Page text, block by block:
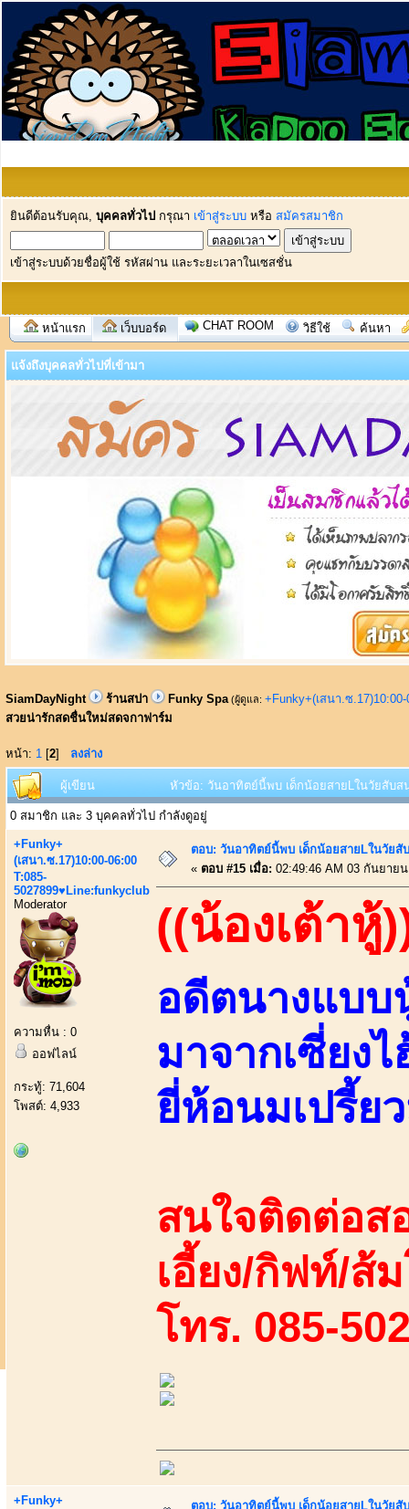
ยินดีต้อนรับคุณ, บุคคลทั่วไป กรุณา เข้าสู่ระบบ หรือ สมัครสมาชิก
เข้าสู่ระบบด้วยชื่อผู้ใช้ รหัสผ่าน และระยะเวลาในเซสชั่น
หน้าแรก เว็บบอร์ด CHAT ROOM วิธีใช้ ค้นหา
แจ้งถึงบุคคลทั่วไปที่เข้ามา
SiamDayNight ร้านสปา Funky Spa (ผู้ดูแล: +Funky+(เสนา.ซ
สวยน่ารักสดชื่นใหม่สดจกาฟาร์ม
หน้า: 1 [2] ลงล่าง
ผู้เขียน หัวข้อ: วันอาทิตย์นี้พบ เด็กน้อยสายLในวัยสับส
0 สมาชิก และ 3 บุคคลทั่วไป กำลังดูอยู่
+Funky+
(เสนา.ซ.17)10:00-06:00
T:085-
5027899♥Line:funkyclub
Moderator
ความหื่น : 0
ออฟไลน์
กระทู้: 71,604
โพสต์: 4,933
ตอบ: วันอาทิตย์นี้พบ เด็กน้อยสายLในวัย
« ตอบ #15 เมื่อ: 02:49:46 AM 03 กันยาย
((น้องเต้าหู้
อดีตนางแบบ
มาจากเซี่ยง
ยี่ห้อนมเปรี้ย
สนใจติดต่อส
เอี้ยง/กิฟท์/ส้
โทร. 085-
+Funky+
ตอบ: วันอาทิตย์นี้พบ เด็กน้อยสายLในวัย